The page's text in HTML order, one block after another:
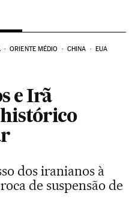
ORIENTE MÉDIO CHINA EUA
e Irã
dos iranianos à
de suspensão de